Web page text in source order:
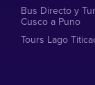
Bus Directo y
Cusco a Puno
Tours Lago